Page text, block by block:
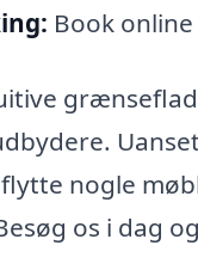
Book
nogle
os i dag